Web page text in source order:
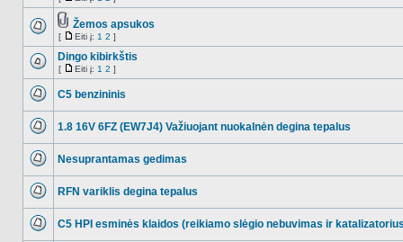
NO_UNREAD_POSTS
Eiti
į
NO_UNREAD_POSTS
Tema
turi
prikabintų
failų
Žemos apsukos
[
Eiti
į
Eiti į: 1 2 ]
NO_UNREAD_POSTS
Dingo kibirkštis
[
Eiti
Eiti į: 1 2 ]
C5 benzininis
1.8 16V 6FZ (EW7J4) Važiuojant nuokalnėn degina tepalus
Nesuprantamas gedimas
RFN variklis degina tepalus
C5 HPI esminės klaidos (reikiamo slėgio nebuvimas ir